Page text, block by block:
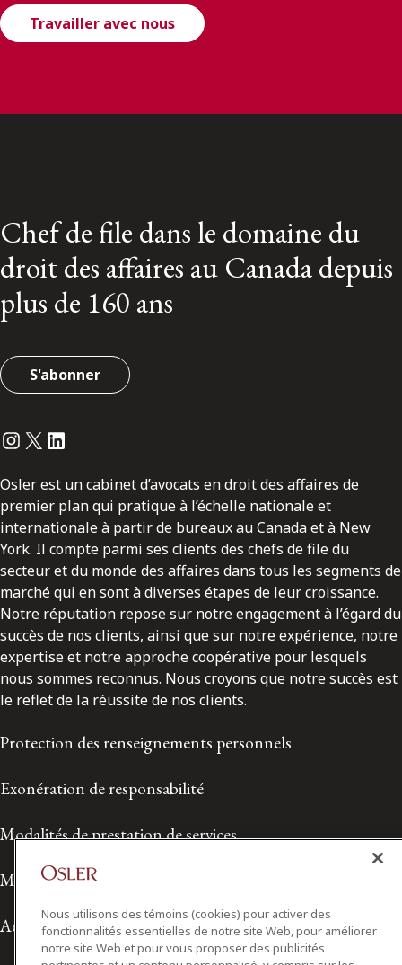
Travailler avec nous
Chef de file dans le domaine du
droit des affaires au Canada depuis
plus de 160 ans
S'abonner
Instagram
Twitter
LinkedIn
Osler est un cabinet d’avocats en droit des affaires de
premier plan qui pratique à l’échelle nationale et
internationale à partir de bureaux au Canada et à New
York. Il compte parmi ses clients des chefs de file du
secteur et du monde des affaires dans tous les segments de
marché qui en sont à diverses étapes de leur croissance.
Notre réputation repose sur notre engagement à l’égard du
succès de nos clients, ainsi que sur notre expérience, notre
expertise et notre approche coopérative pour lesquels
nous sommes reconnus. Nous croyons que notre succès est
le reflet de la réussite de nos clients.
Protection des renseignements personnels
Exonération de responsabilité
Modalités de prestation de services
Modalités d'utilisation
Accessibilité
Nous utilisons des témoins (cookies) pour activer des
fonctionnalités essentielles de notre site Web, pour améliorer
notre site Web et pour vous proposer des publicités